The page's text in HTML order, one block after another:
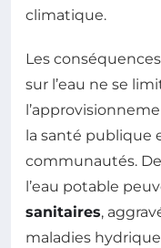
climatique.
Les
sur l’eau ne se
la santé publique
communautés.
l’eau potable
sanitaires,
maladies